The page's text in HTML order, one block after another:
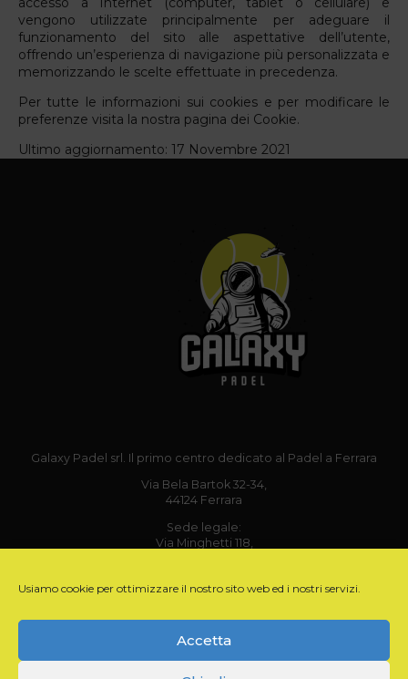
Usiamo cookie per ottimizzare il nostro sito web ed i nostri servizi.
Accetta
vengono utilizzate principalmente per adeguare il
funzionamento del sito alle aspettative dell’utente,
offrendo un’esperienza di navigazione più personalizzata e
memorizzando le scelte effettuate in precedenza.
Per tutte le informazioni sui cookies e per modificare le
preferenze visita la nostra pagina dei Cookie.
Ultimo aggiornamento: 17 Novembre 2021
Galaxy Padel srl. Il primo centro dedicato al Padel a Ferrara
Via Bela Bartok 32-34,
44124 Ferrara
Sede legale:
Via Minghetti 118,
P.IVA 03923021202 – REA: 556252 – Cap. sociale: 1.200 €